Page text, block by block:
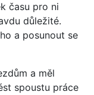
času pro ni
důležité.
a posunout se
a měl
spoustu práce